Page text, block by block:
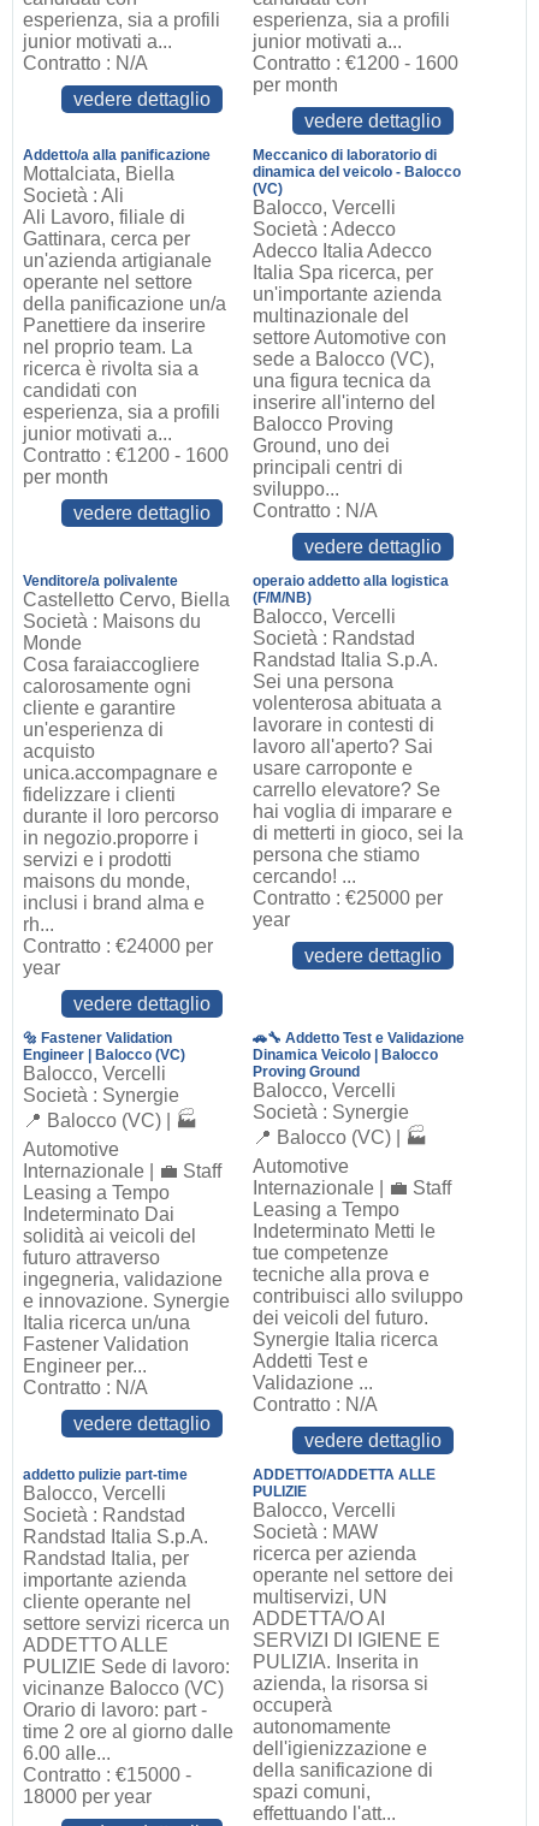
esperienza, sia a profili
junior motivati a...
Contratto : N/A
vedere dettaglio
esperienza, sia a profili
junior motivati a...
Contratto : €1200 - 1600
per month
vedere dettaglio
Addetto/a alla panificazione
Mottalciata, Biella
Società : Ali
Ali Lavoro, filiale di
Gattinara, cerca per
un'azienda artigianale
operante nel settore
della panificazione un/a
Panettiere da inserire
nel proprio team. La
ricerca è rivolta sia a
candidati con
esperienza, sia a profili
junior motivati a...
Contratto : €1200 - 1600
per month
vedere dettaglio
Meccanico di laboratorio di
dinamica del veicolo - Balocco
(VC)
Balocco, Vercelli
Società : Adecco
Adecco Italia Adecco
Italia Spa ricerca, per
un'importante azienda
multinazionale del
settore Automotive con
sede a Balocco (VC),
una figura tecnica da
inserire all'interno del
Balocco Proving
Ground, uno dei
principali centri di
sviluppo...
Contratto : N/A
vedere dettaglio
Venditore/a polivalente
Castelletto Cervo, Biella
Società : Maisons du
Monde
Cosa faraiaccogliere
calorosamente ogni
cliente e garantire
un'esperienza di
acquisto
unica.accompagnare e
fidelizzare i clienti
durante il loro percorso
in negozio.proporre i
servizi e i prodotti
maisons du monde,
inclusi i brand alma e
rh...
Contratto : €24000 per
year
vedere dettaglio
operaio addetto alla logistica
(F/M/NB)
Balocco, Vercelli
Società : Randstad
Randstad Italia S.p.A.
Sei una persona
volenterosa abituata a
lavorare in contesti di
lavoro all'aperto? Sai
usare carroponte e
carrello elevatore? Se
hai voglia di imparare e
di metterti in gioco, sei la
persona che stiamo
cercando! ...
Contratto : €25000 per
year
vedere dettaglio
🔩 Fastener Validation
Engineer | Balocco (VC)
Balocco, Vercelli
Società : Synergie
📍 Balocco (VC) | 🏭
Automotive
Internazionale | 💼 Staff
Leasing a Tempo
Indeterminato Dai
solidità ai veicoli del
futuro attraverso
ingegneria, validazione
e innovazione. Synergie
Italia ricerca un/una
Fastener Validation
Engineer per...
Contratto : N/A
vedere dettaglio
🚗🔧 Addetto Test e Validazione
Dinamica Veicolo | Balocco
Proving Ground
Balocco, Vercelli
Società : Synergie
📍 Balocco (VC) | 🏭
Automotive
Internazionale | 💼 Staff
Leasing a Tempo
Indeterminato Metti le
tue competenze
tecniche alla prova e
contribuisci allo sviluppo
dei veicoli del futuro.
Synergie Italia ricerca
Addetti Test e
Validazione ...
Contratto : N/A
vedere dettaglio
addetto pulizie part-time
Balocco, Vercelli
Società : Randstad
Randstad Italia S.p.A.
Randstad Italia, per
importante azienda
cliente operante nel
settore servizi ricerca un
ADDETTO ALLE
PULIZIE Sede di lavoro:
vicinanze Balocco (VC)
Orario di lavoro: part -
time 2 ore al giorno dalle
6.00 alle...
Contratto : €15000 -
18000 per year
ADDETTO/ADDETTA ALLE
PULIZIE
Balocco, Vercelli
Società : MAW
ricerca per azienda
operante nel settore dei
multiservizi, UN
ADDETTA/O AI
SERVIZI DI IGIENE E
PULIZIA. Inserita in
azienda, la risorsa si
occuperà
autonomamente
dell'igienizzazione e
della sanificazione di
spazi comuni,
effettuando l'att...